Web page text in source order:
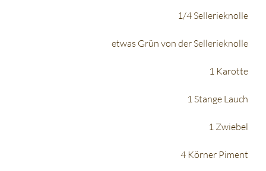
1/4 Sellerieknolle
etwas Grün von der Sellerieknolle
1 Karotte
1 Stange Lauch
1 Zwiebel
4 Körner Piment